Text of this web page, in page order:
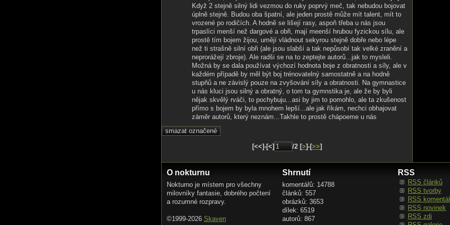
Když 2 stejně silný lidi vezmou do ruky poprvý meč, tak nebudou bojovat
úplně stejně. Budou oba špatní, ale jeden prostě může mít talent, mít to
vrozené po rodičích. A hodně se lišejí rasy, aspoň třeba u nás jsou
trpaslíci menší než dargové a obři, mají meenší hrubou fyzickou sílu, ale
prostě tím bojem žijou, umějí vládnout sekyrou stejně dobře nebo lépe
než ti strašně silní obři (ale jsou slabší a tak nepůsobí tak velké zranění a
neprorážejí zbroje). Ale radši se na to zeptejte autorů...jak to mysleli.
Možná by se dala používat výchozí hodnota boje z obratnosti a síly, ale v
každém případě by měl být boj trénovatelný samostatně a na hodně
stupňů a ne závislý pouze na zvyšování síly a obratnosti. Na gymnastice
u nás kluci jsou silný a obratný, o tom ta gymnstika je, ale že by byli
nějak skvělý rváči, to pochybuju...asi by jim to pomohlo, ale ta zkušenost
přímo s bojem by byla mnohem lepší...ale jak říkám, nechci obhajovat
záměr autorů, který neznám...Takhle to prostě chápoeme u nás
[<<]-[<] /2 [>]-[>>]
O nokturnu
Nokturno je místem pro všechny
milovníky fantasie, dobrého počtení
a rozumné rozpravy.
©1999-2026 Skaven
Shrnutí
komentářů: 14788
článků: 557
obrázků: 3653
dílek: 6519
autorů: 867
RSS
RSS článků
RSS tvorby
RSS
RSS novinek
RSS zdi